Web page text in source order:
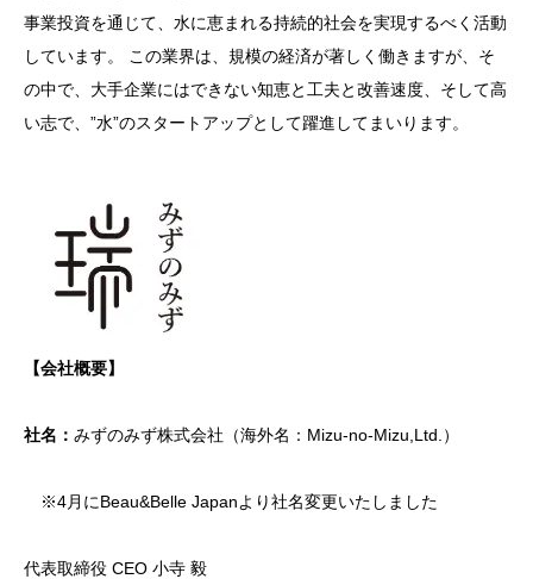
事業投資を通じて、水に恵まれる持続的社会を実現するべく活動
しています。 この業界は、規模の経済が著しく働きますが、そ
の中で、大手企業にはできない知恵と工夫と改善速度、そして高
い志で、”水”のスタートアップとして躍進してまいります。
【会社概要】
社名： みずのみず株式会社（海外名：Mizu-no-Mizu,Ltd.）
※4月にBeau&Belle Japanより社名変更いたしました
代表取締役 CEO 小寺 毅